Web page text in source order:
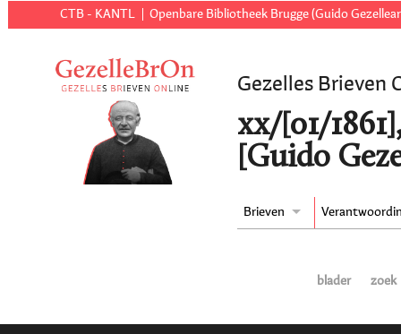
CTB - KANTL Openbare Bibliotheek Brugge (Guido
Gezelles Brieven
xx/[01/
[Guido
Brieven
blader zoek